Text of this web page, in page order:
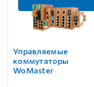
Управляемые
коммутаторы
WoMaster